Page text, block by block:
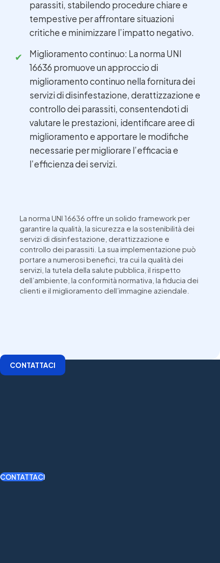
parassiti, stabilendo procedure chiare e
tempestive per affrontare situazioni
critiche e minimizzare l’impatto negativo.
Miglioramento continuo: La norma UNI
16636 promuove un approccio di
miglioramento continuo nella fornitura dei
servizi di disinfestazione, derattizzazione e
controllo dei parassiti, consentendoti di
valutare le prestazioni, identificare aree di
miglioramento e apportare le modifiche
necessarie per migliorare l’efficacia e
l’efficienza dei servizi.
La norma UNI 16636 offre un solido framework per
garantire la qualità, la sicurezza e la sostenibilità dei
servizi di disinfestazione, derattizzazione e
controllo dei parassiti. La sua implementazione può
portare a numerosi benefici, tra cui la qualità dei
servizi, la tutela della salute pubblica, il rispetto
dell’ambiente, la conformità normativa, la fiducia dei
clienti e il miglioramento dell’immagine aziendale.
CONTATTACI
CONTATTACI